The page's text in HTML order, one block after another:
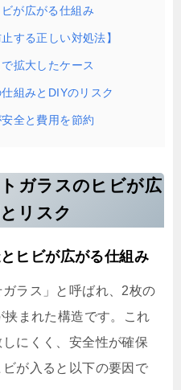
が広がる仕組み
する正しい対処法】
拡大したケース
組みとDIYのリスク
全と費用を節約
ガラスのヒビが広
リスク
ヒビが広がる仕組み
ラス」と呼ばれ、2枚の
挟まれた構造です。これ
にくく、安全性が確保
が入ると以下の要因で